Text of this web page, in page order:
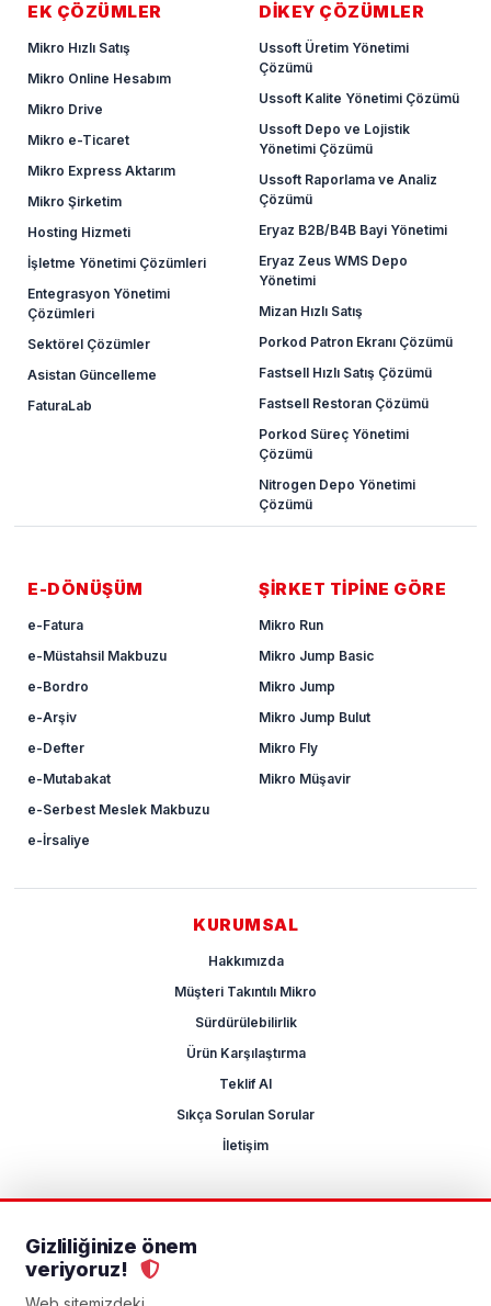
Gizliliğinize önem
veriyoruz!
EK ÇÖZÜMLER
Mikro Hızlı Satış
Mikro Online Hesabım
Mikro Drive
Mikro e-Ticaret
Mikro Express Aktarım
Mikro Şirketim
Hosting Hizmeti
İşletme Yönetimi Çözümleri
Entegrasyon Yönetimi
Çözümleri
Sektörel Çözümler
Asistan Güncelleme
FaturaLab
DİKEY ÇÖZÜMLER
Ussoft Üretim Yönetimi
Çözümü
Ussoft Kalite Yönetimi Çözümü
Ussoft Depo ve Lojistik
Yönetimi Çözümü
Ussoft Raporlama ve Analiz
Çözümü
Eryaz B2B/B4B Bayi Yönetimi
Eryaz Zeus WMS Depo
Yönetimi
Mizan Hızlı Satış
Porkod Patron Ekranı Çözümü
Fastsell Hızlı Satış Çözümü
Fastsell Restoran Çözümü
Porkod Süreç Yönetimi
Çözümü
Nitrogen Depo Yönetimi
Çözümü
E-DÖNÜŞÜM
e-Fatura
e-Müstahsil Makbuzu
e-Bordro
e-Arşiv
e-Defter
e-Mutabakat
e-Serbest Meslek Makbuzu
e-İrsaliye
ŞİRKET TİPİNE GÖRE
Mikro Run
Mikro Jump Basic
Mikro Jump
Mikro Jump Bulut
Mikro Fly
Mikro Müşavir
KURUMSAL
Hakkımızda
Müşteri Takıntılı Mikro
Sürdürülebilirlik
Ürün Karşılaştırma
Teklif Al
Sıkça Sorulan Sorular
İletişim
KVKKGizlilik Politikası